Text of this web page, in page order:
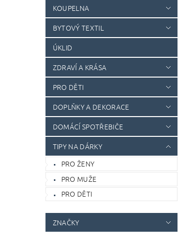
KOUPELNA
BYTOVÝ TEXTIL
ÚKLID
ZDRAVÍ A KRÁSA
PRO DĚTI
DOPLŇKY A DEKORACE
DOMÁCÍ SPOTŘEBIČE
TIPY NA DÁRKY
PRO ŽENY
PRO MUŽE
PRO DĚTI
ZNAČKY